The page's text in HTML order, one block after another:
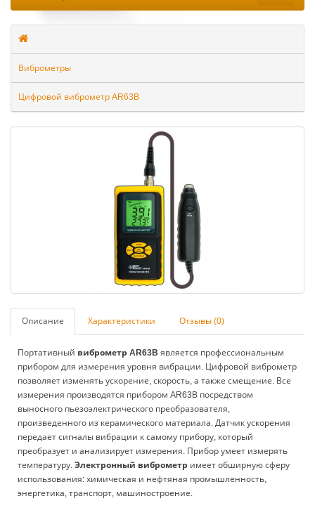
Виброметры
Цифровой виброметр AR63B
Описание Характеристики Отзывы (0)
Портативный виброметр AR63B является профессиональным
прибором для измерения уровня вибрации. Цифровой виброметр
позволяет изменять ускорение, скорость, а также смещение. Все
измерения производятся прибором AR63B посредством
выносного пьезоэлектрического преобразователя,
произведенного из керамического материала. Датчик ускорения
передает сигналы вибрации к самому прибору, который
преобразует и анализирует измерения. Прибор умеет измерять
температуру. Электронный виброметр имеет обширную сферу
использования: химическая и нефтяная промышленность,
энергетика, транспорт, машиностроение.